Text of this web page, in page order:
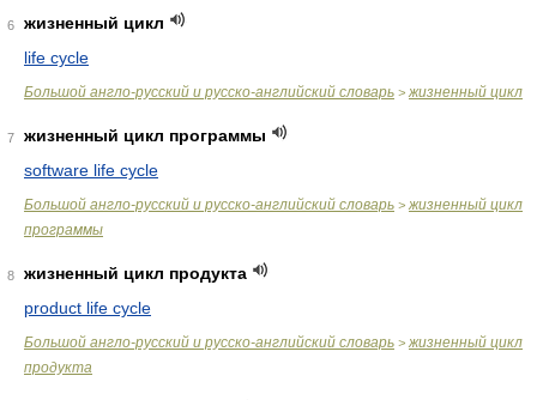
6
жизненный цикл
life cycle
Большой англо-русский и русско-английский словарь > жизненный цикл
7
жизненный цикл программы
software life cycle
Большой англо-русский и русско-английский словарь > жизненный цикл
программы
8
жизненный цикл продукта
product life cycle
Большой англо-русский и русско-английский словарь > жизненный цикл
продукта